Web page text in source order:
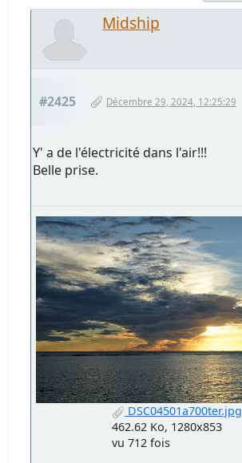
Midship
#2425 Décembre 29, 2024, 12:25:29
Y' a de l'électricité dans l'air!!!
Belle prise.
DSC04501a700ter.jpg
462.62 Ko, 1280x853
vu 712 fois